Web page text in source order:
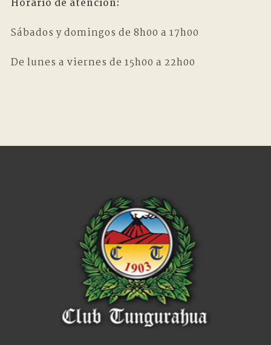
Horario de atención:
Sábados y domingos de 8h00 a 17h00
De lunes a viernes de 15h00 a 22h00